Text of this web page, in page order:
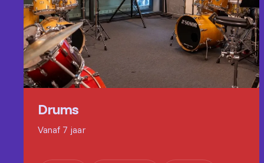
Drums
Vanaf 7 jaar